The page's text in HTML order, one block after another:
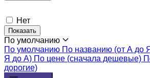
Нет
Показать
По умолчанию
По умолчанию По названию (от А до
Я до А) По цене (сначала дешевые)
дорогие)